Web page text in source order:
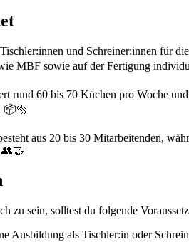
und Schreiner:innen für
MBF sowie auf der Fertigung
rund 60 bis 70 Küchen pro Woche
📦🔩
aus 20 bis 30 Mitarbeitenden,
👥🤝
zu sein, solltest du folgende
Ausbildung als Tischler:in oder